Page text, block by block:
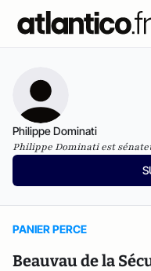
Philippe Dominati
Philippe Dominati est
PANIER PERCE
Beauvau de la